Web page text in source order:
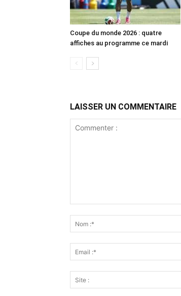
Coupe du monde 2026 : quatre
affiches au programme ce mardi
LAISSER UN COMMENTAIRE